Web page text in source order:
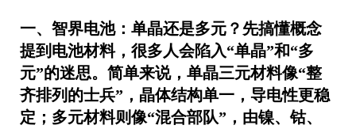
一、智界电池：单晶还是多元？先搞懂概念
提到电池材料，很多人会陷入“单晶”和“多
元”的迷思。简单来说，单晶三元材料像“整
齐排列的士兵”，晶体结构单一，导电性更稳
定；多元材料则像“混合部队”，由镍、钴、